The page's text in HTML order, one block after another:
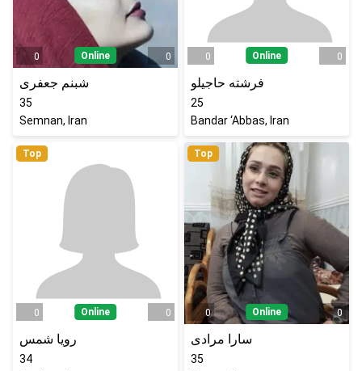
0 Online 0
شبنم جعفری
35
Semnan, Iran
0 Online 0
فرشته حاجیلو
25
Bandar ‘Abbas, Iran
Top
0 Online 0
رویا شمس
34
Top
0 Online 0
سارا مرادی
35